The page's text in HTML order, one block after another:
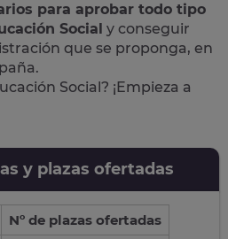
para aprobar todo tipo
Social y conseguir
que se proponga, en
Social? ¡Empieza a
y plazas ofertadas
Nº de plazas ofertadas